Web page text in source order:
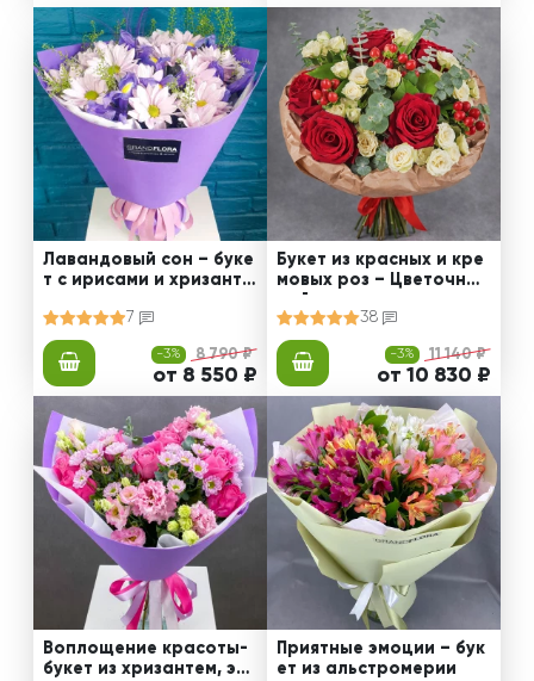
Лавандовый сон – буке
т с ирисами и хризанте
7
-3% 8 790 ₽
от 8 550 ₽
Букет из красных и кре
мовых роз – Цветочный
38
-3% 11 140 ₽
от 10 830 ₽
Воплощение красоты-
букет из хризантем, эус
Приятные эмоции – бук
ет из альстромерии